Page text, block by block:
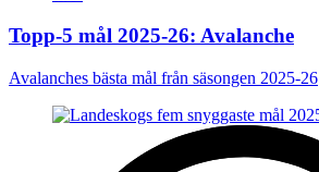
Topp-5 mål 2025-26: Avalanche
Avalanches bästa mål från säsongen 2025-26